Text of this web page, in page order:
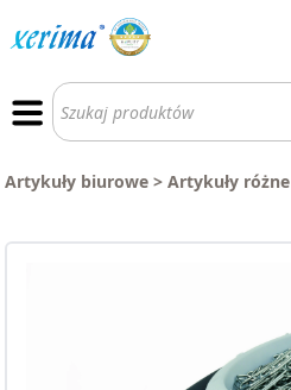
Wyszukiwarka
produktów
Artykuły biurowe > Artykuły różne